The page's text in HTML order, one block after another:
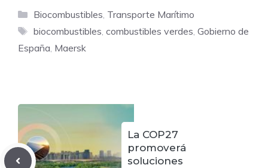
Categorías
Biocombustibles, Transporte Marítimo
Etiquetas
biocombustibles, combustibles verdes, Gobierno de
España, Maersk
La COP27
promoverá
soluciones